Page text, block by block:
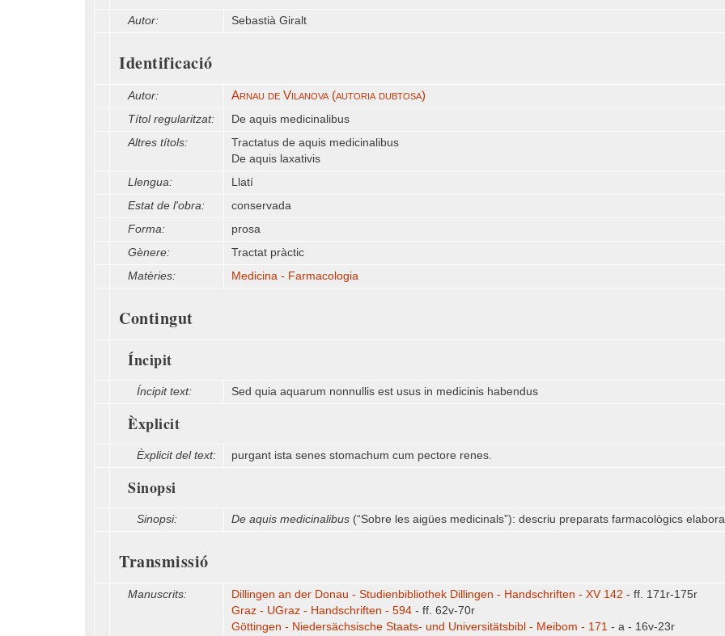
Autor: Sebastià Giralt
Identificació
Autor: Arnau de Vilanova (autoria dubtosa)
Títol regularitzat:
De aquis medicinalibus
Altres títols:
Tractatus de aquis medicinalibus
De aquis laxativis
Llengua:
Llatí
Estat de l'obra:
conservada
Forma:
prosa
Gènere:
Tractat pràctic
Matèries:
Medicina - Farmacologia
Contingut
Íncipit
Íncipit text: Sed quia aquarum nonnullis est usus in medicinis habendus
Èxplicit
Èxplicit del text: purgant ista senes stomachum cum pectore renes.
Sinopsi
Sinopsi: De aquis medicinalibus (“Sobre les aigües medicinals”): descriu preparats farmacològics
Transmissió
Manuscrits: Dillingen an der Donau - Studienbibliothek Dillingen - Handschriften - XV 142 - ff. 171r-175r
Graz - UGraz - Handschriften - 594 - ff. 62v-70r
Göttingen - Niedersächsische Staats- und Universitätsbibl - Meibom - 171 - a - 16v-23r